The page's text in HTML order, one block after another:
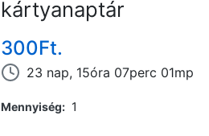
kártyanaptár
300Ft.
23 nap, 15óra 07perc 01mp
Mennyiség 1